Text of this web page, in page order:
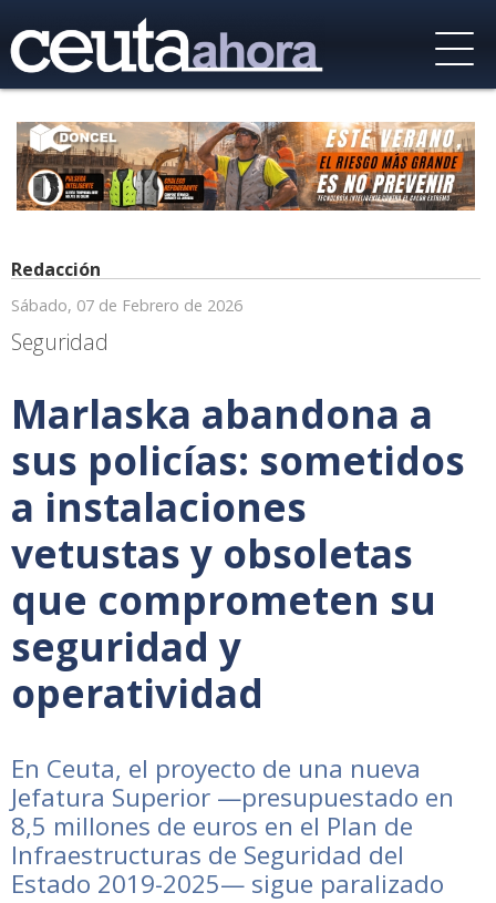
Redacción
Sábado, 07 de Febrero de 2026
Seguridad
Marlaska abandona a
sus policías: sometidos
a instalaciones
vetustas y obsoletas
que comprometen su
seguridad y
operatividad
En Ceuta, el proyecto de una nueva
Jefatura Superior —presupuestado en
8,5 millones de euros en el Plan de
Infraestructuras de Seguridad del
Estado 2019-2025— sigue paralizado